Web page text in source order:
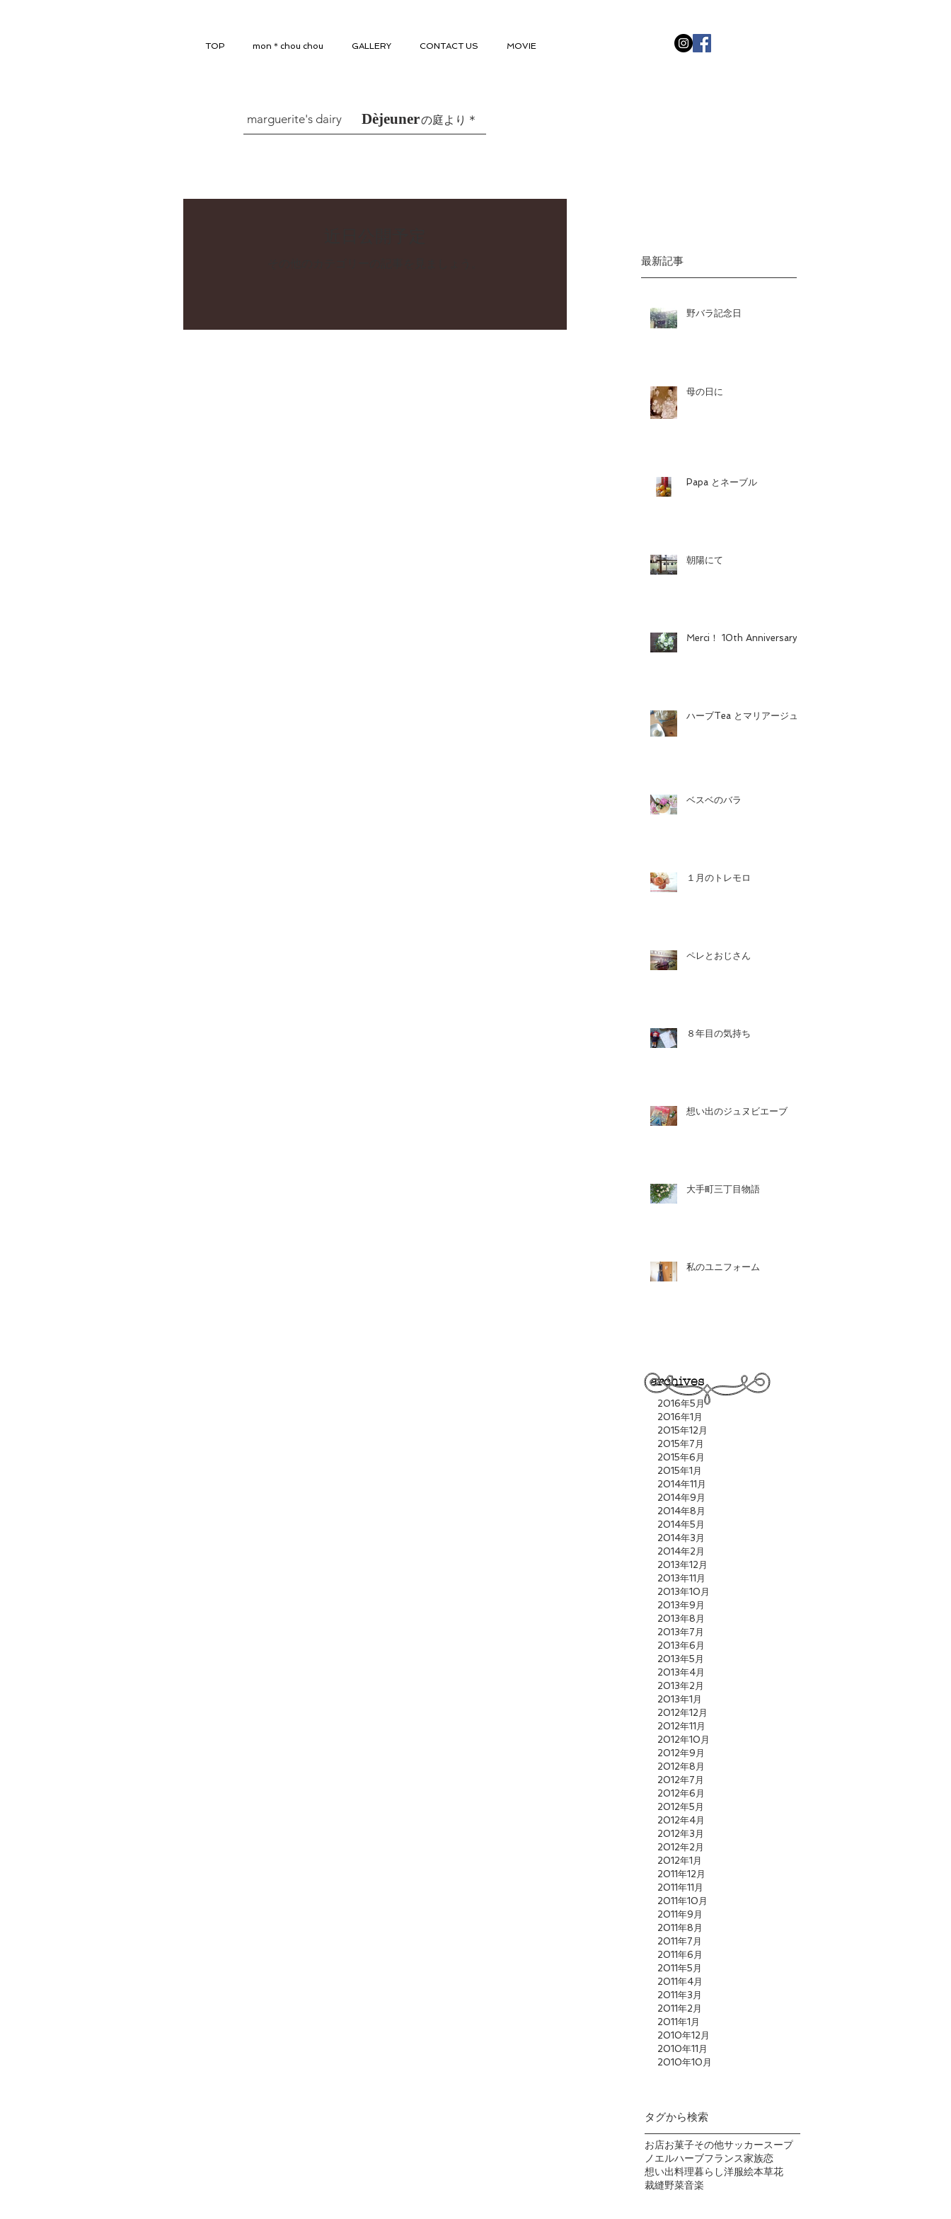
TOP mon＊chou chou GALLERY CONTACT US MOVIE
marguerite's dairy Dèjeunerの庭より ＊
最新記事
野バラ記念日
母の日に
Papa とネーブル
朝陽にて
Merci！ 10th Anniversary
ハーブTea とマリアージュ
ベスベのバラ
１月のトレモロ
ペレとおじさん
８年目の気持ち
想い出のジュヌビエーブ
大手町三丁目物語
私のユニフォーム
archives
2016年5月
2016年1月
2015年12月
2015年7月
2015年6月
2015年1月
2014年11月
2014年9月
2014年8月
2014年5月
2014年3月
2014年2月
2013年12月
2013年11月
2013年10月
2013年9月
2013年8月
2013年7月
2013年6月
2013年5月
2013年4月
2013年2月
2013年1月
2012年12月
2012年11月
2012年10月
2012年9月
2012年8月
2012年7月
2012年6月
2012年5月
2012年4月
2012年3月
2012年2月
2012年1月
2011年12月
2011年11月
2011年10月
2011年9月
2011年8月
2011年7月
2011年6月
2011年5月
2011年4月
2011年3月
2011年2月
2011年1月
2010年12月
2010年11月
2010年10月
タグから検索
お店お菓子その他サッカースープ
ノエルハーブフランス家族恋
想い出料理暮らし洋服絵本草花
裁縫野菜音楽